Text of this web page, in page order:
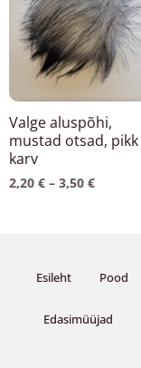
Valge aluspõhi,
mustad otsad, pikk
karv
2,20 € – 3,50 €
mitu
varianti.
Valikuid
saab
teha
tootelehel.
Esileht Pood
Edasimüüjad